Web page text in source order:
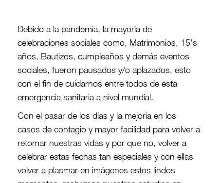
Debido a la pandemia, la mayoría de
celebraciones sociales como, Matrimonios, 15’s
años, Bautizos, cumpleaños y demás eventos
sociales, fueron pausados y/o aplazados, esto
con el fin de cuidarnos entre todos de esta
emergencia sanitaria a nivel mundial.
Con el pasar de los días y la mejoría en los
casos de contagio y mayor facilidad para volver a
retomar nuestras vidas y por que no, volver a
celebrar estas fechas tan especiales y con ellas
volver a plasmar en imágenes estos lindos